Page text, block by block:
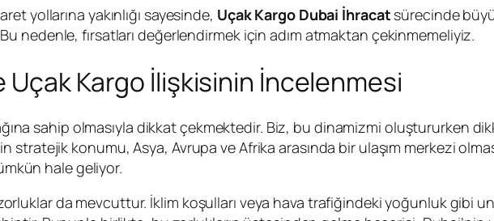
yollarına yakınlığı sayesinde, Uçak Kargo Dubai İhracat sürecinde
nedenle, fırsatları değerlendirmek için adım atmaktan çekinmemeliyiz.
Uçak Kargo İlişkisinin İncelenmesi
sahip olmasıyla dikkat çekmektedir. Biz, bu dinamizmi oluştururken
konumu, Asya, Avrupa ve Afrika arasında bir ulaşım merkezi
hale geliyor.
da mevcuttur. İklim koşulları veya hava trafiğindeki yoğunluk gibi